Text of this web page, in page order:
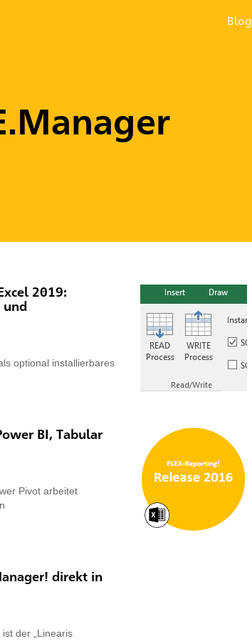
Blog
2019:
und
optional installierbares
BI, Tabular
Pivot arbeitet
direkt in
der „Linearis